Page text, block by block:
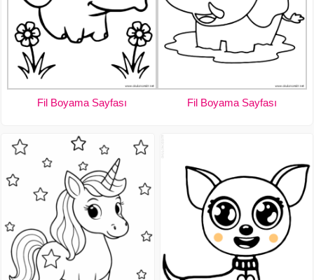
Fil Boyama Sayfası Fil Boyama Sayfası